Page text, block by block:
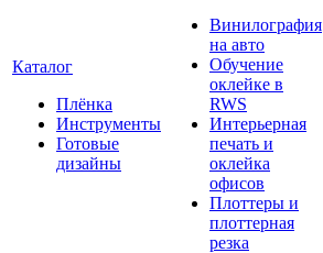
Каталог
Плёнка
Инструменты
Готовые
дизайны
Винилография
на авто
Обучение
оклейке в
RWS
Интерьерная
печать и
оклейка
офисов
Плоттеры и
плоттерная
резка